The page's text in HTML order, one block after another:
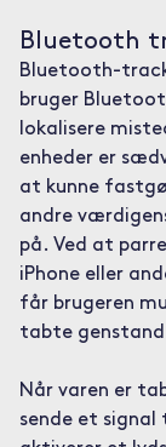
Bluetooth
Bluetooth-
bruger
lokalisere
enheder er
at kunne
andre
på. Ved at
iPhone eller
får brugeren
tabte
Når varen er
sende et